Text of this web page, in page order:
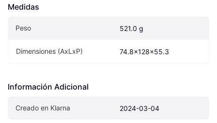
Medidas
Peso 521.0 g
Dimensiones (AxLxP) 74.8x128x55.3
Información Adicional
Creado en Klarna 2024-03-04